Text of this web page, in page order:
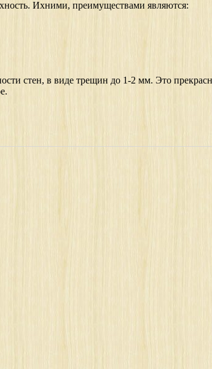
Ихними, преимуществами являются:
стен, в виде трещин до 1-2 мм. Это